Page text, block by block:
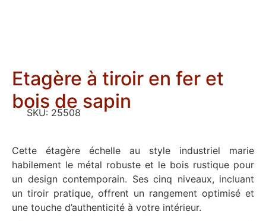
Etagère à tiroir en fer et
bois de sapin
SKU: 25508
Cette étagère échelle au style industriel marie
habilement le métal robuste et le bois rustique pour
un design contemporain. Ses cinq niveaux, incluant
un tiroir pratique, offrent un rangement optimisé et
une touche d’authenticité à votre intérieur.